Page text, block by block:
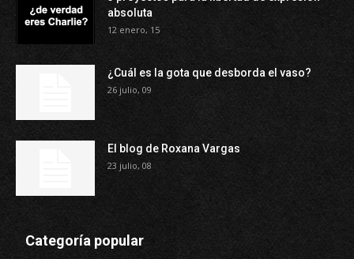
absoluta
12 enero, 15
¿Cuál es la gota que desborda el vaso?
26 julio, 09
El blog de Roxana Vargas
23 julio, 08
Categoría popular